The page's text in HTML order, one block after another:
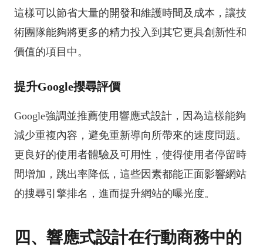
這樣可以節省大量的開發和維護時間及成本，讓技
術團隊能夠將更多的精力投入到其它更具創新性和
價值的項目中。
提升Google攖尋評價
Google強調並推薦使用響應式設計，因為這樣能夠
減少重複內容，避免重新導向所帶來的速度問題。
更良好的使用者體驗及可用性，使得使用者停留時
間增加，跳出率降低，這些因素都能正面影響網站
的搜尋引擎排名，進而提升網站的曝光度。
四、響應式設計在行動商務中的